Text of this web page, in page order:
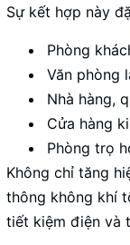
Sự kết hợp này
Phòng
Văn phòng
Nhà hàng,
Cửa hàng
Phòng trọ
Không chỉ tăng
thông không khí
tiết kiệm điện và